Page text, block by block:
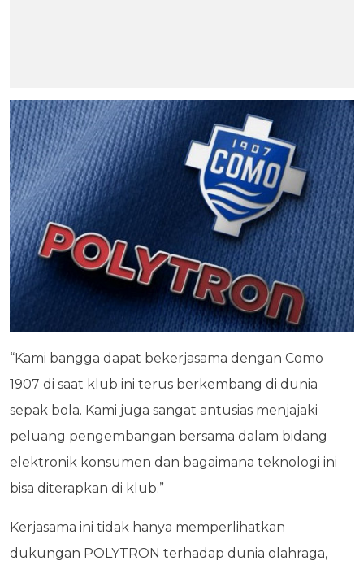
“Kami bangga dapat bekerjasama dengan Como
1907 di saat klub ini terus berkembang di dunia
sepak bola. Kami juga sangat antusias menjajaki
peluang pengembangan bersama dalam bidang
elektronik konsumen dan bagaimana teknologi ini
bisa diterapkan di klub.”
Kerjasama ini tidak hanya memperlihatkan
dukungan POLYTRON terhadap dunia olahraga,